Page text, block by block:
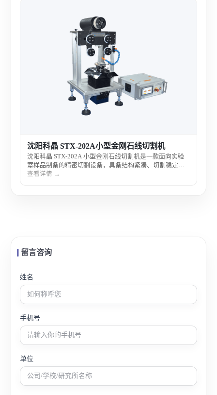
沈阳科晶 STX-202A小型金刚石线切割机
沈阳科晶 STX-202A 小型金刚石线切割机是一款面向实验
室样品制备的精密切割设备，具备结构紧凑、切割稳定与
操作灵活等特点，适用于多种硬脆材料的低损伤切割，广
查看详情 →
留言咨询
姓名
手机号
单位